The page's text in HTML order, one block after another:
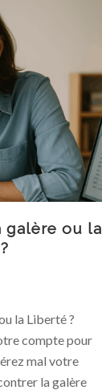
galère ou la
la Liberté ?
compte pour
mal votre
la galère